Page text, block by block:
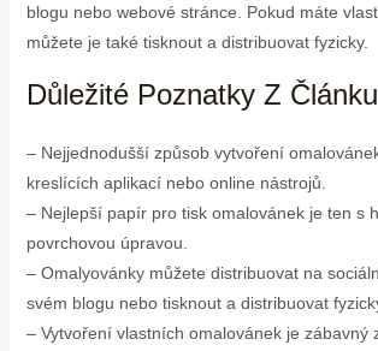
blogu nebo webové stránce. Pokud máte
můžete je také tisknout a distribuovat fyzicky.
Důležité Poznatky Z Článku
– Nejjednodušší způsob vytvoření
kreslících aplikací nebo online nástrojů.
– Nejlepší papír pro tisk omalovánek je ten s
povrchovou úpravou.
– Omalyovánky můžete distribuovat na
svém blogu nebo tisknout a distribuovat
– Vytvoření vlastních omalovánek je zábavný